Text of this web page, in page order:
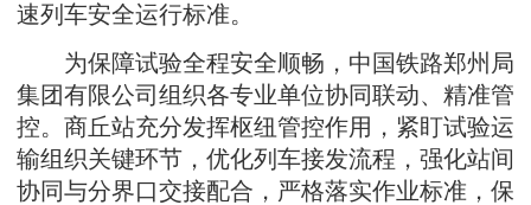
速列车安全运行标准。
为保障试验全程安全顺畅，中国铁路郑州局
集团有限公司组织各专业单位协同联动、精准管
控。商丘站充分发挥枢纽管控作用，紧盯试验运
输组织关键环节，优化列车接发流程，强化站间
协同与分界口交接配合，严格落实作业标准，保